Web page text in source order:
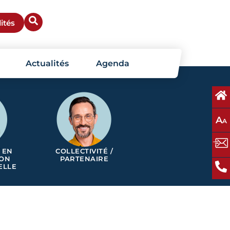
Actualités Agenda
AA
COLLECTIVITÉ /
PARTENAIRE